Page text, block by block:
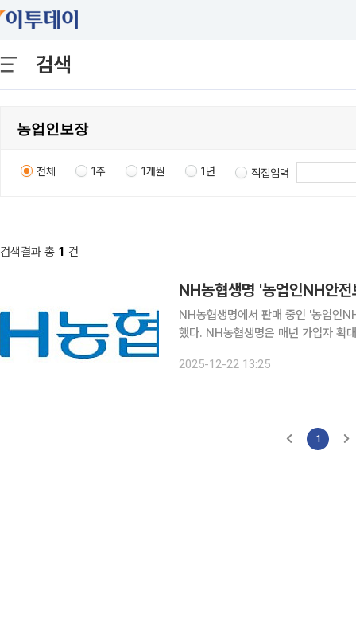
검색
전체 1주 1개월 1년 직접입력
검색결과 총 1 건
NH농협생명 '농업인NH안
NH농협생명에서 판매 중인 '농업인
했다. NH농협생명은 매년 가입자 확대를 위해 홍보 활동을 강화하는 한편, 기존 계약자의 만기 시
있다. 농업인NH안전보험(무)은 농
2025-12-22 13:25
1